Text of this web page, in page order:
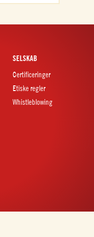
SELSKAB
Certificeringer
Etiske regler
Whistleblowing